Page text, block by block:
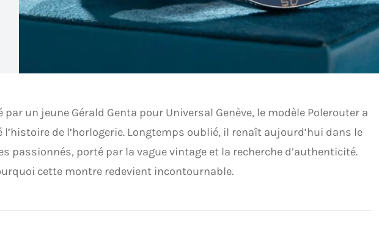
par un jeune Gérald Genta pour Universal Genève, le modèle Polerouter a
l’histoire de l’horlogerie. Longtemps oublié, il renaît aujourd’hui dans le
passionnés, porté par la vague vintage et la recherche d’authenticité.
cette montre redevient incontournable.